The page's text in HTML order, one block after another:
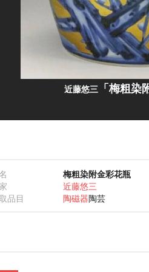
近藤悠三 「梅粗染
梅粗染附金彩花瓶
近藤悠三
品目
陶磁器陶芸